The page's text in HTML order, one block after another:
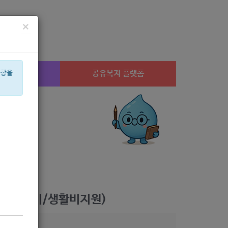
찾기 공유복지 플랫폼
공모 월세 체육
×
을
(의료비/생활비지원)